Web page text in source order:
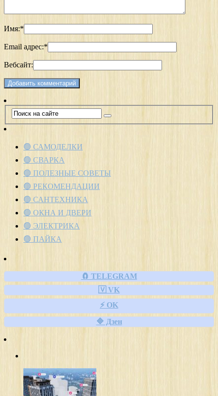
Имя:*
Email адрес:*
Вебсайт:
🟢 САМОДЕЛКИ
🟢 СВАРКА
🟢 ПОЛЕЗНЫЕ СОВЕТЫ
🟢 РЕКОМЕНДАЦИИ
🟢 САНТЕХНИКА
🟢 ОКНА И ДВЕРИ
🟢 ЭЛЕКТРИКА
🟢 ПАЙКА
🧲 TELEGRAM
🇻 VK
⚡ OK
🔷 Дзен